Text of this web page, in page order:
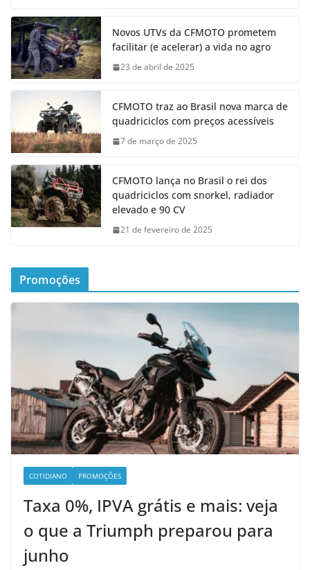
Novos UTVs da CFMOTO prometem
facilitar (e acelerar) a vida no agro
23 de abril de 2025
CFMOTO traz ao Brasil nova marca de
quadriciclos com preços acessíveis
7 de março de 2025
CFMOTO lança no Brasil o rei dos
quadriciclos com snorkel, radiador
elevado e 90 CV
21 de fevereiro de 2025
Promoções
COTIDIANO PROMOÇÕES
Taxa 0%, IPVA grátis e mais: veja
o que a Triumph preparou para
junho